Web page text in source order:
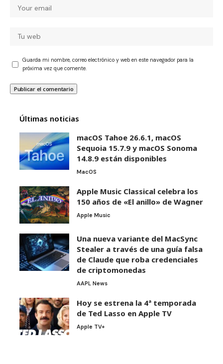
Guarda mi nombre, correo electrónico y web en este navegador para la
próxima vez que comente.
Últimas noticias
macOS Tahoe 26.6.1, macOS
Sequoia 15.7.9 y macOS Sonoma
14.8.9 están disponibles
MacOS
Apple Music Classical celebra los
150 años de «El anillo» de Wagner
Apple Music
Una nueva variante del MacSync
Stealer a través de una guía falsa
de Claude que roba credenciales
de criptomonedas
AAPL News
Hoy se estrena la 4ª temporada
de Ted Lasso en Apple TV
Apple TV+